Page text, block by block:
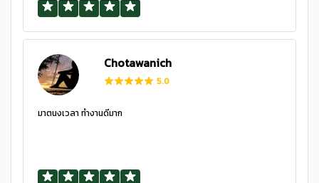
Chotawanich
5.0
มาตนงเวลา ทำงานดีมาก